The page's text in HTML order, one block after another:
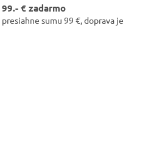
€ zadarmo
presiahne sumu 99 €, doprava je